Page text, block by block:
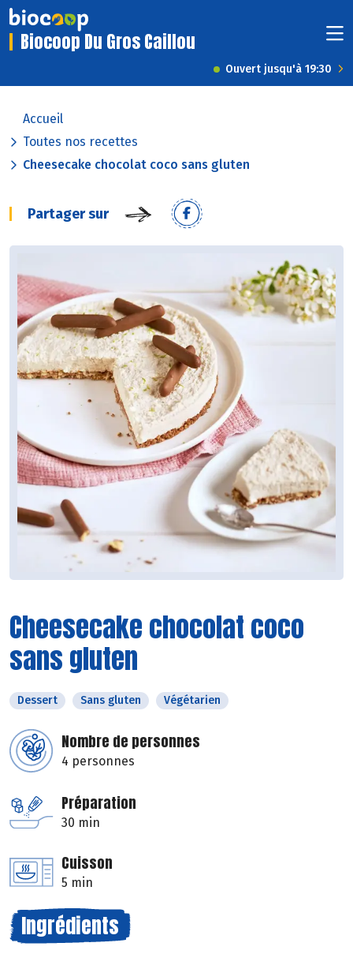
Biocoop Du Gros Caillou
Ouvert jusqu'à 19:30
Accueil
Toutes nos recettes
Cheesecake chocolat coco sans gluten
Partager sur
Cheesecake chocolat coco
sans gluten
Dessert Sans gluten Végétarien
Nombre de personnes
4 personnes
Préparation
30 min
Cuisson
5 min
Ingrédients